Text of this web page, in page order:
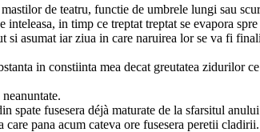
de teatru, functie de umbrele lungi sau
inteleasa, in timp ce treptat treptat se evapora
asumat iar ziua in care naruirea lor se va fi
in constiinta mea decat greutatea zidurilor
spate fusesera déjà maturate de la sfarsitul
pana acum cateva ore fusesera peretii